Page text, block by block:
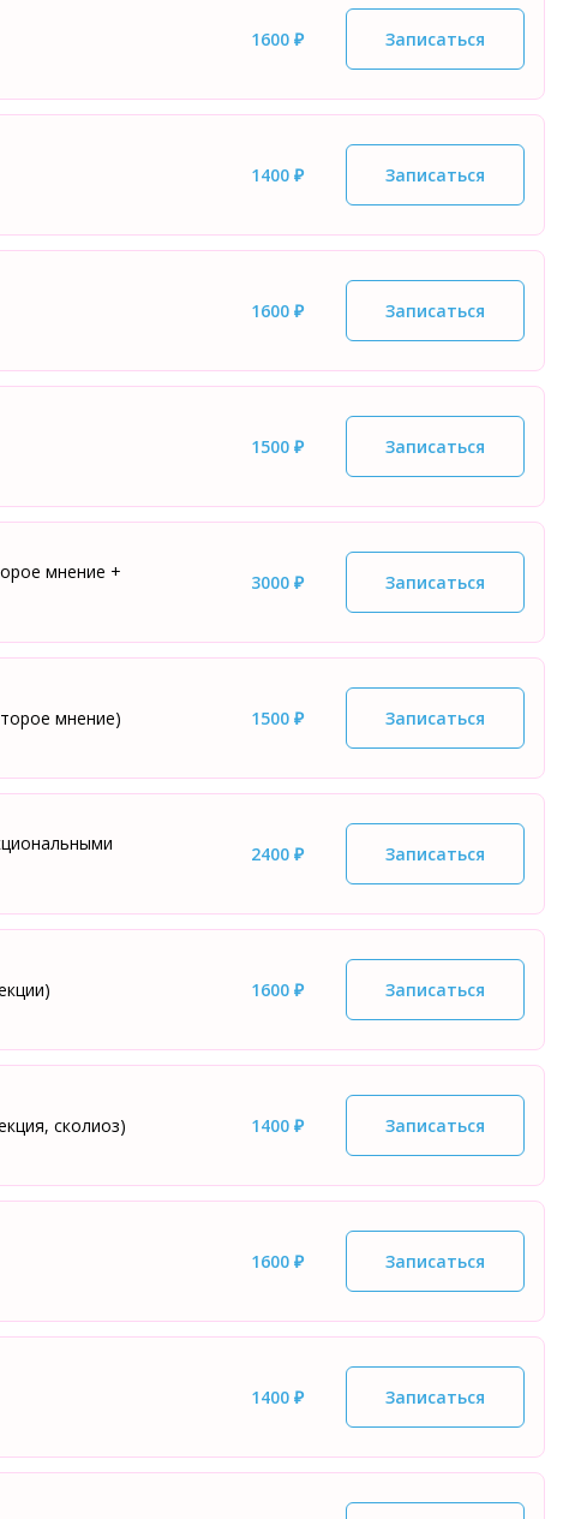
1600 ₽ Записаться
1400 ₽ Записаться
1600 ₽ Записаться
1500 ₽ Записаться
мнение +
3000 ₽ Записаться
мнение) 1500 ₽ Записаться
2400 ₽ Записаться
1600 ₽ Записаться
сколиоз) 1400 ₽ Записаться
1600 ₽ Записаться
1400 ₽ Записаться